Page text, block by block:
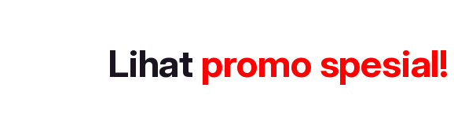
Lihat promo spesial!